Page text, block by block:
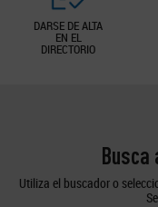
DARSE DE ALTA
EN EL
DIRECTORIO
Utiliza el buscador o